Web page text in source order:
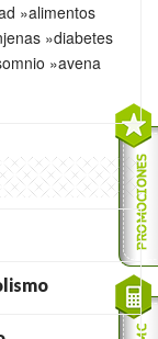
»alimentos
»diabetes
»avena